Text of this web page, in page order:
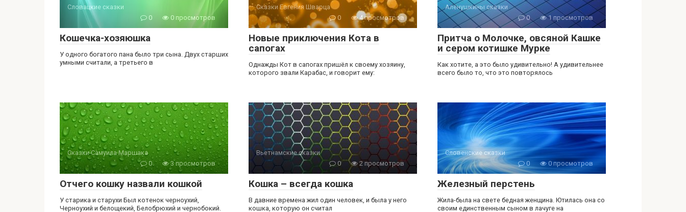
Словацкие сказки
0
0 просмотров
Кошечка-хозяюшка
У одного богатого пана было три сына. Двух старших
умными считали, а третьего в
Сказки Евгения Шварца
0
4 просмотров
Новые приключения Кота в
сапогах
Однажды Кот в сапогах пришёл к своему хозяину,
которого звали Карабас, и говорит ему:
Алёнушкины сказки
0
1 просмотров
Притча о Молочке, овсяной Кашке
и сером котишке Мурке
Как хотите, а это было удивительно! А удивительнее
всего было то, что это повторялось
Сказки Самуила Маршака
0
3 просмотров
Отчего кошку назвали кошкой
У старика и старухи Был котенок черноухий,
Черноухий и белощекий, Белобрюхий и чернобокий.
Вьетнамские сказки
0
2 просмотров
Кошка – всегда кошка
В давние времена жил один человек, и была у него
кошка, которую он считал
Словенские сказки
0
0 просмотров
Железный перстень
Жила-была на свете бедная женщина. Ютилась она со
своим единственным сыном в лачуге на